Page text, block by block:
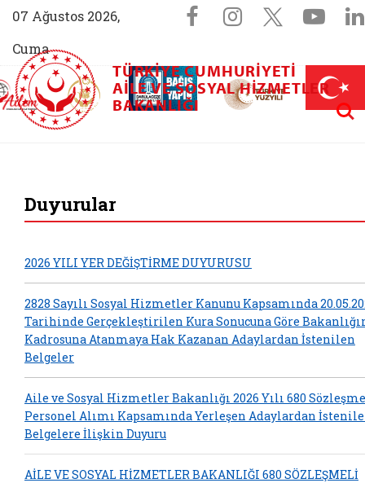
07 Ağustos 2026,
Cuma
Sosyal
Facebook
Instagram
X
Aile (yeni sekmede açılır)
AİLEM İletişim Merkezi (yeni sekmede açılır)
Aile ve Nüfus On Yılı (yeni sekmede açılır)
Darülaceze bağış sayfası (yeni
TÜRKIYE CUMHURIYETI
AILE VE SOSYAL HIZMETLER
BAKANLIĞI
Duyurular
2026 YILI YER DEĞİŞTİRME DUYURUSU
2828 Sayılı Sosyal Hizmetler Kanunu Kapsamında
Tarihinde Gerçekleştirilen Kura Sonucuna Göre
Kadrosuna Atanmaya Hak Kazanan Adaylardan İstenilen
Belgeler
Aile ve Sosyal Hizmetler Bakanlığı 2026 Yılı 680
Personel Alımı Kapsamında Yerleşen Adaylardan
Belgelere İlişkin Duyuru
AİLE VE SOSYAL HİZMETLER BAKANLIĞI 680 SÖZLEŞMELİ